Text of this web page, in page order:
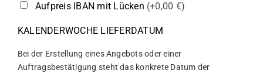
Aufpreis IBAN mit Lücken (+0,00 €)
KALENDERWOCHE LIEFERDATUM
Bei der Erstellung eines Angebots oder einer
Auftragsbestätigung steht das konkrete Datum der